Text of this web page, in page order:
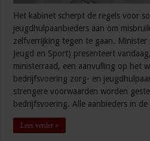
Het kabinet scherpt de regels voor
jeugdhulpaanbieders aan om
zelfverrijking tegen te gaan. Minister
Jeugd en Sport) presenteert
ministerraad, een aanvulling op het
bedrijfsvoering zorg- en
strengere voorwaarden worden
bedrijfsvoering. Alle aanbieders in de
Lees verder »